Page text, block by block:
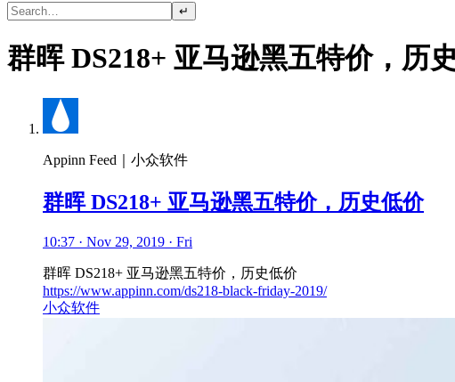
↵
群晖 DS218+ 亚马逊黑五特价，历
Appinn Feed｜小众软件
群晖 DS218+ 亚马逊黑五特价，历史低价
10:37 · Nov 29, 2019 · Fri
群晖 DS218+ 亚马逊黑五特价，历史低价
https://www.appinn.com/ds218-black-friday-2019/
小众软件